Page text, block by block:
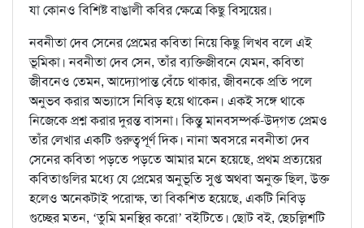
যা কোনও বিশিষ্ট বাঙালী কবির ক্ষেত্রে কিছু বিস্ময়ের।
নবনীতা দেব সেনের প্রেমের কবিতা নিয়ে কিছু লিখব বলে এই
ভূমিকা। নবনীতা দেব সেন, তাঁর ব্যক্তিজীবনে যেমন, কবিতা
জীবনেও তেমন, আদ্যোপান্ত বেঁচে থাকার, জীবনকে প্রতি পলে
অনুভব করার অভ্যাসে নিবিড় হয়ে থাকেন। একই সঙ্গে থাকে
নিজেকে প্রশ্ন করার দুরন্ত বাসনা। কিন্তু মানবসম্পর্ক-উদ্‌গত প্রেমও
তাঁর লেখার একটি গুরুত্বপূর্ণ দিক। নানা অবসরে নবনীতা দেব
সেনের কবিতা পড়তে পড়তে আমার মনে হয়েছে, প্রথম প্রত্যয়ের
কবিতাগুলির মধ্যে যে প্রেমের অনুভূতি সুপ্ত অথবা অনুক্ত ছিল, উক্ত
হলেও অনেকটাই পরোক্ষ, তা বিকশিত হয়েছে, একটি নিবিড়
গুচ্ছের মতন, ‘তুমি মনস্থির করো’ বইটিতে। ছোট বই, ছেচল্লিশটি